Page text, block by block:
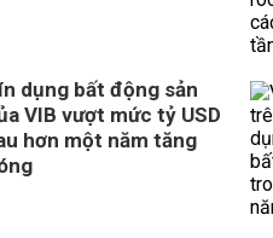
dụng bất động sản
VIB vượt mức tỷ USD
hơn một năm tăng